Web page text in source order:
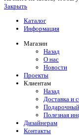
Закрыть
Каталог
Информация
Магазин
Назад
О нас
Новости
Проекты
Клиентам
Назад
Доставка и
Полезная
Дизайнерам
Контакты